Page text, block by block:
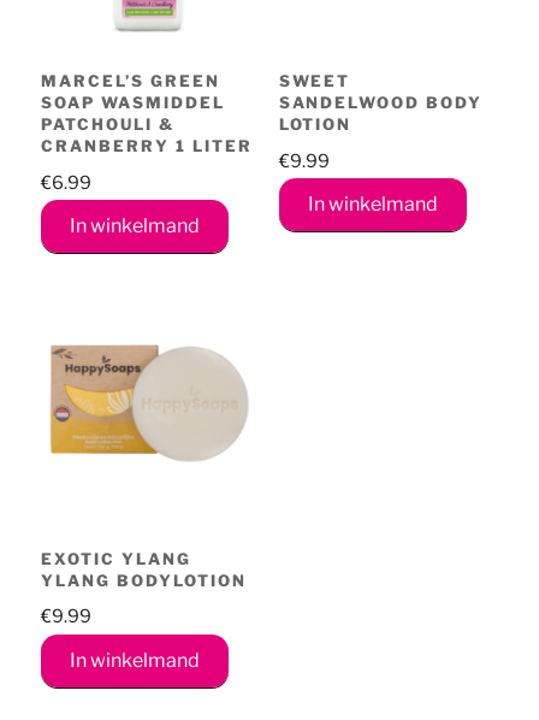
MARCEL’S GREEN
SOAP WASMIDDEL
PATCHOULI &
CRANBERRY 1 LITER
€6.99
In winkelmand
SWEET
SANDELWOOD BODY
LOTION
€9.99
In winkelmand
EXOTIC YLANG
YLANG BODYLOTION
€9.99
In winkelmand